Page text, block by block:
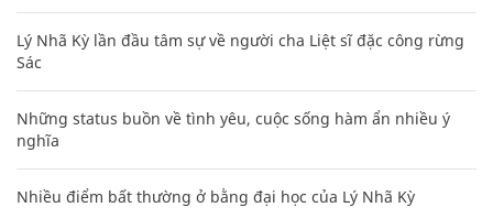
Lý Nhã Kỳ lần đầu tâm sự về người cha Liệt sĩ đặc công rừng
Sác
Những status buồn về tình yêu, cuộc sống hàm ẩn nhiều ý
nghĩa
Nhiều điểm bất thường ở bằng đại học của Lý Nhã Kỳ